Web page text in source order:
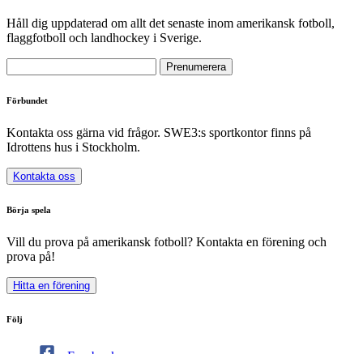
Håll dig uppdaterad om allt det senaste inom amerikansk fotboll,
flaggfotboll och landhockey i Sverige.
Förbundet
Kontakta oss gärna vid frågor. SWE3:s sportkontor finns på
Idrottens hus i Stockholm.
Kontakta oss
Börja spela
Vill du prova på amerikansk fotboll? Kontakta en förening och
prova på!
Hitta en förening
Följ